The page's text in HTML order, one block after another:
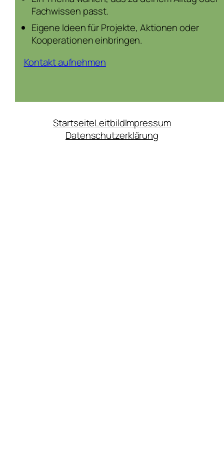
Fachwissen passt.
Eigene Ideen für Projekte, Aktionen oder
Kooperationen einbringen.
Kontakt aufnehmen
StartseiteLeitbildImpressum
Datenschutzerklärung